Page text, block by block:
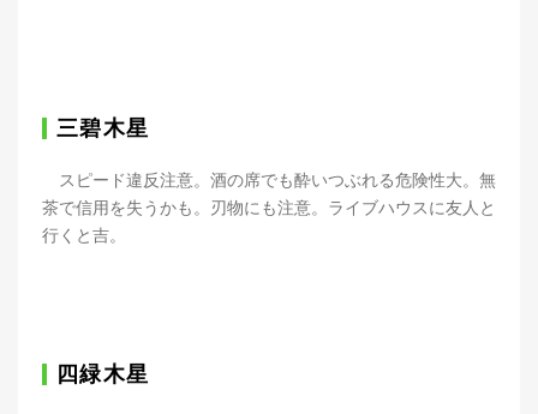
三碧木星
スピード違反注意。酒の席でも酔いつぶれる危険性大。無
茶で信用を失うかも。刃物にも注意。ライブハウスに友人と
行くと吉。
四緑木星